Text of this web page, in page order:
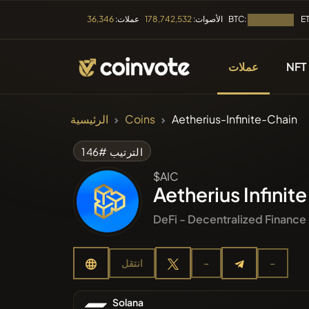
عملات: 36,346 الأصوات: 178,742,532 BTC:
عملات
مؤخرا
NFT
الرئيسية Coins Aetherius-Infinite-Chain
الترتيب #146
$AIC
Aetherius
DeFi - Decentralized Finance
انتقل - -
Solana